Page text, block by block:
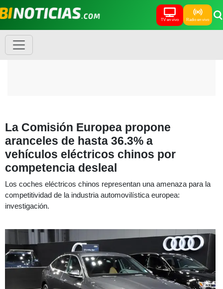
TV en vivo Radio en vivo
La Comisión Europea propone
aranceles de hasta 36.3% a
vehículos eléctricos chinos por
competencia desleal
Los coches eléctricos chinos representan una amenaza para la
competitividad de la industria automovilística europea:
investigación.